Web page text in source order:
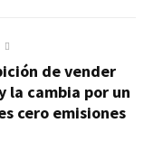
de vender
la cambia por un
cero emisiones